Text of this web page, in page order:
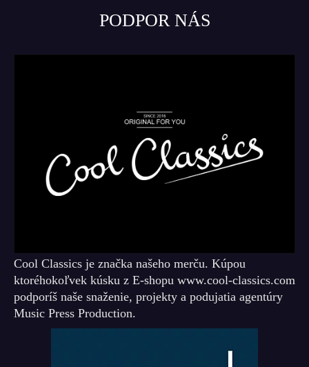
PODPOR NÁS
Cool Classics je značka našeho merču. Kúpou
ktoréhokoľvek kúsku z E-shopu www.cool-classics.com
podporíš naše snaženie, projekty a podujatia agentúry
Music Press Production.